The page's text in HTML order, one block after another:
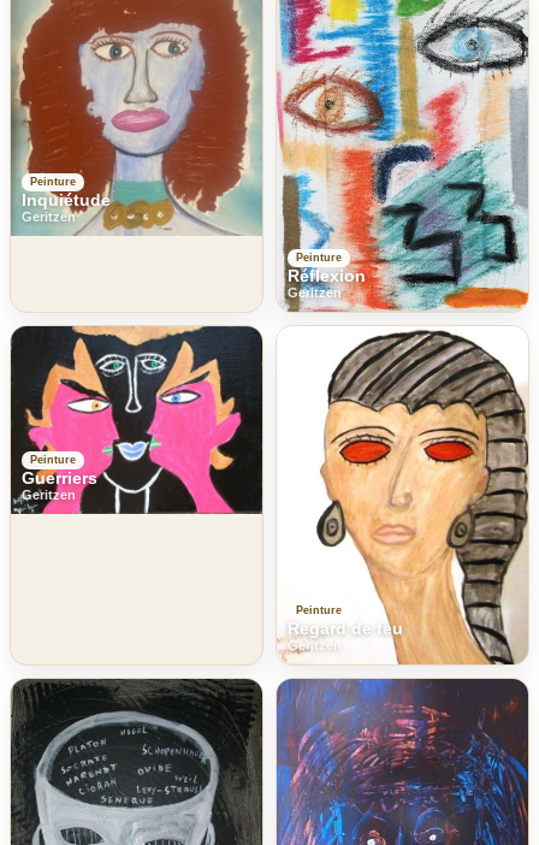
Peinture
Inquiétude
Geritzen
Peinture
Réflexion
Geritzen
Peinture
Guerriers
Geritzen
Peinture
Regard de feu
Geritzen